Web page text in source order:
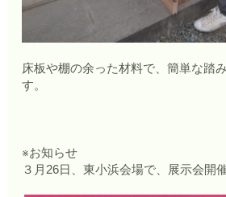
床板や棚の余った材料で、簡単な踏
す。
※お知らせ
３月26日、東小浜会場で、展示会開